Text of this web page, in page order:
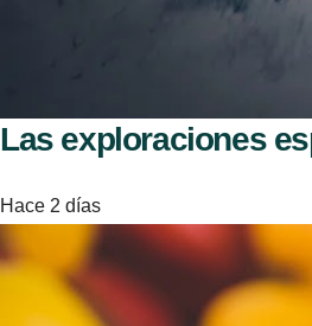
Las exploraciones
Hace 2 días